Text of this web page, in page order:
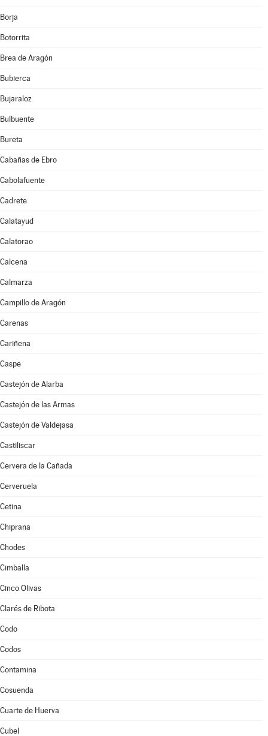
Borja
Botorrita
Brea de Aragón
Bubierca
Bujaraloz
Bulbuente
Bureta
Cabañas de Ebro
Cabolafuente
Cadrete
Calatayud
Calatorao
Calcena
Calmarza
Campillo de Aragón
Carenas
Cariñena
Caspe
Castejón de Alarba
Castejón de las Armas
Castejón de Valdejasa
Castiliscar
Cervera de la Cañada
Cerveruela
Cetina
Chiprana
Chodes
Cimballa
Cinco Olivas
Clarés de Ribota
Codo
Codos
Contamina
Cosuenda
Cuarte de Huerva
Cubel